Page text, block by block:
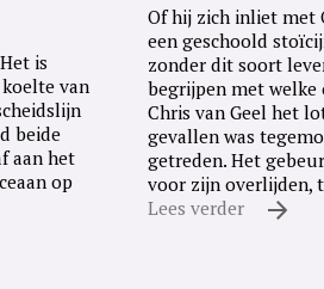
is
van
beide
aan het
op
Of hij zich inliet met
een geschoold
zonder dit soort
begrijpen met
Chris van Geel het
gevallen was
getreden. Het
voor zijn overlijden,
Lees verder